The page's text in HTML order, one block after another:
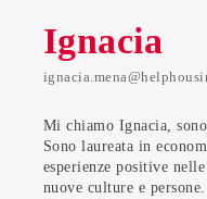
Ignacia
Mi chiamo Ignacia,
Sono laureata in
esperienze positive
nuove culture e